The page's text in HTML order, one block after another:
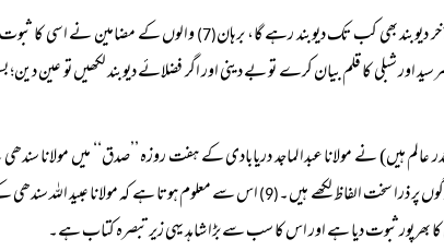
دیوبند بھی کب تک دیوبند رہے گا، برہان(7)
والوں کے مضامین نے اسی کا ثبوت
اور شبلی کا قلم بیان کرے تو بے دینی اور اگر فضلائے دیوبند لکھیں تو عین
عالم ہیں) نے مولانا عبدالماجد دریابادی کے ہفت روزہ ’’صدق‘‘ میں مولانا
پر ذرا سخت الفاظ لکھے ہیں۔(9)
اس سے معلوم ہوتا ہے کہ مولانا عبید اللہ سندھی
بھرپور ثبوت دیا ہے اور اس کا سب سے بڑا شاہد یہی زیر تبصرہ کتاب ہے۔